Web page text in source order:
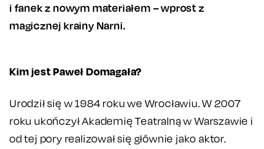
i fanek z nowym materiałem – wprost z
magicznej krainy Narni.
Kim jest Paweł Domagała?
Urodził się w 1984 roku we Wrocławiu. W 2007
roku ukończył Akademię Teatralną w Warszawie i
od tej pory realizował się głównie jako aktor.